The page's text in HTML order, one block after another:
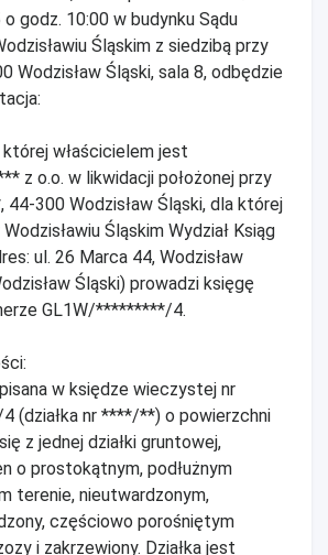
godz. 10:00 w budynku Sądu
Śląskim z siedzibą przy
Wodzisław Śląski, sala 8, odbędzie
właścicielem jest
z o.o. w likwidacji położonej przy
300 Wodzisław Śląski, dla której
Śląskim Wydział Ksiąg
ul. 26 Marca 44, Wodzisław
Śląski) prowadzi księgę
GL1W/*********/4.
w księdze wieczystej nr
(działka nr ****/**) o powierzchni
z jednej działki gruntowej,
o prostokątnym, podłużnym
terenie, nieutwardzonym,
częściowo porośniętym
i zakrzewiony. Działka jest